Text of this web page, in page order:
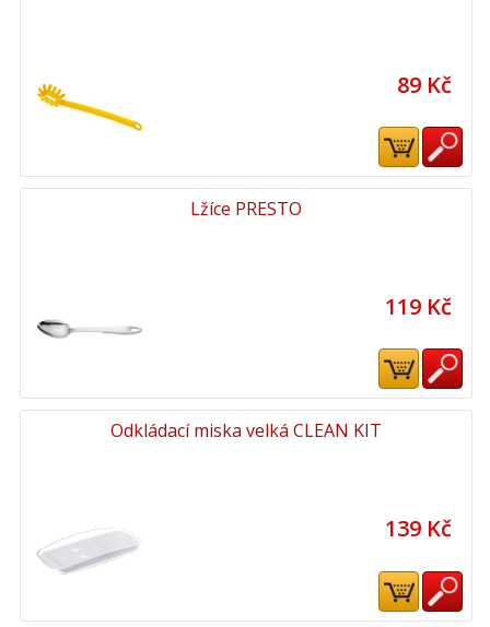
89 Kč
Lžíce PRESTO
119 Kč
Odkládací miska velká CLEAN KIT
139 Kč